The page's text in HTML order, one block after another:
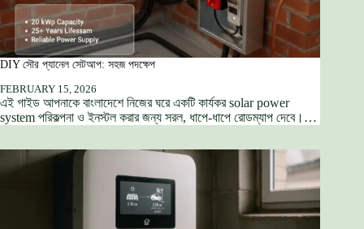
DIY সৌর প্যানেল সেটআপ: সহজ পদক্ষেপ
FEBRUARY 15, 2026
এই গাইড আপনাকে বাংলাদেশে নিজের ঘরে একটি কার্যকর solar power
system পরিকল্পনা ও ইনস্টল করার জন্য সরল, ধাপে-ধাপে রোডম্যাপ দেবে।…